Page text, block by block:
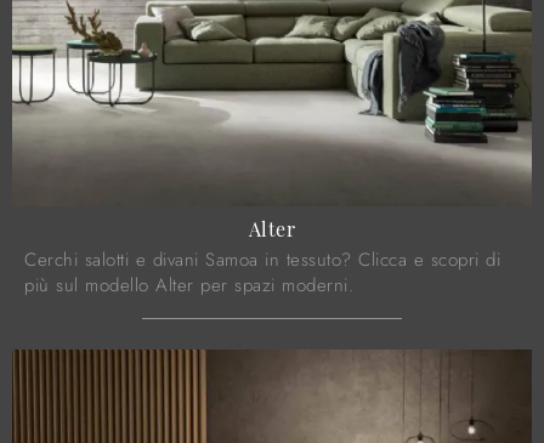
Alter
Cerchi salotti e divani Samoa in tessuto? Clicca e scopri di
più sul modello Alter per spazi moderni.